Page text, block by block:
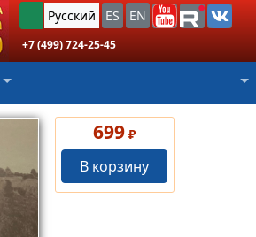
Русский ES EN
+7 (499) 724-25-45
699 ₽
В корзину